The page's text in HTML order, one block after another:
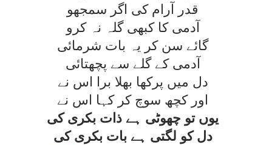
قدر آرام کی اگر سمجھو
آدمی کا کبھی گلہ نہ کرو
گائے سن کر يہ بات شرمائی
آدمی کے گلے سے پچھتائی
دل ميں پرکھا بھلا برا اس نے
اور کچھ سوچ کر کہا اس نے
يوں تو چھوٹی ہے ذات بکری کی
دل کو لگتی ہے بات بکری کی